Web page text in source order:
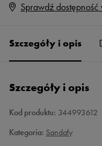
Rozmiary EU
25 14 cm
Sprawdź dostępność
Szczegóły i opis
Szczegóły i opis
Kod produktu: 344993612
Kategoria: Sandały